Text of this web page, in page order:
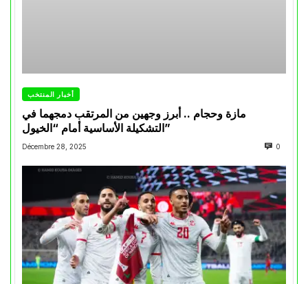
أخبار المنتخب
مازة وحجام .. أبرز وجهين من المرتقب دمجهما في
التشكيلة الأساسية أمام “الخيول”
Décembre 28, 2025 0